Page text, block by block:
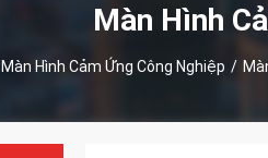
Màn Hình
Màn Hình Cảm Ứng Công Nghiệp /